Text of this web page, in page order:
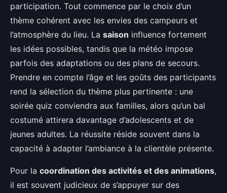
participation. Tout commence par le choix d’un
thème cohérent avec les envies des campeurs et
l’atmosphère du lieu. La saison influence fortement
les idées possibles, tandis que la météo impose
parfois des adaptations ou des plans de secours.
Prendre en compte l’âge et les goûts des participants
rend la sélection du thème plus pertinente : une
soirée quiz conviendra aux familles, alors qu’un bal
costumé attirera davantage d’adolescents et de
jeunes adultes. La réussite réside souvent dans la
capacité à adapter l’ambiance à la clientèle présente.
Pour la coordination des activités et des animations,
il est souvent judicieux de s’appuyer sur des